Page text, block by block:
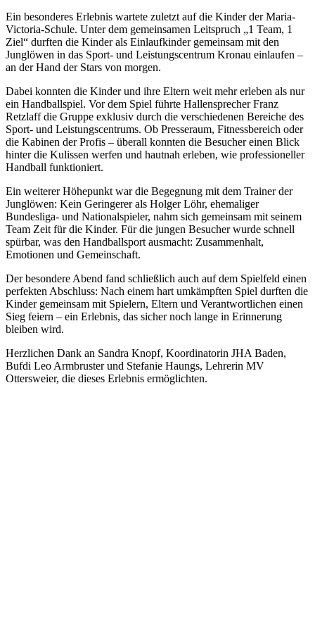
Ein besonderes Erlebnis wartete zuletzt auf die Kinder der Maria-
Victoria-Schule. Unter dem gemeinsamen Leitspruch „1 Team, 1
Ziel“ durften die Kinder als Einlaufkinder gemeinsam mit den
Junglöwen in das Sport- und Leistungscentrum Kronau einlaufen –
an der Hand der Stars von morgen.
Dabei konnten die Kinder und ihre Eltern weit mehr erleben als nur
ein Handballspiel. Vor dem Spiel führte Hallensprecher Franz
Retzlaff die Gruppe exklusiv durch die verschiedenen Bereiche des
Sport- und Leistungscentrums. Ob Presseraum, Fitnessbereich oder
die Kabinen der Profis – überall konnten die Besucher einen Blick
hinter die Kulissen werfen und hautnah erleben, wie professioneller
Handball funktioniert.
Ein weiterer Höhepunkt war die Begegnung mit dem Trainer der
Junglöwen: Kein Geringerer als Holger Löhr, ehemaliger
Bundesliga- und Nationalspieler, nahm sich gemeinsam mit seinem
Team Zeit für die Kinder. Für die jungen Besucher wurde schnell
spürbar, was den Handballsport ausmacht: Zusammenhalt,
Emotionen und Gemeinschaft.
Der besondere Abend fand schließlich auch auf dem Spielfeld einen
perfekten Abschluss: Nach einem hart umkämpften Spiel durften die
Kinder gemeinsam mit Spielern, Eltern und Verantwortlichen einen
Sieg feiern – ein Erlebnis, das sicher noch lange in Erinnerung
bleiben wird.
Herzlichen Dank an Sandra Knopf, Koordinatorin JHA Baden,
Bufdi Leo Armbruster und Stefanie Haungs, Lehrerin MV
Ottersweier, die dieses Erlebnis ermöglichten.